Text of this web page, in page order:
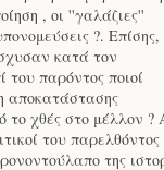
, οι ''γαλάζιες''
?. Επίσης,
κατά τον
παρόντος ποιοί
αποκατάστασης
το χθές στο μέλλον ?
του παρελθόντος
της